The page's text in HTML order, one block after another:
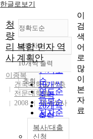
한글로보기
정확도순
정확도
순
인기도
순
연도순
제목순
저자순
발행기
관순
내림차순
내림차순
10개씩 출력
10개씩
출력
20개씩
출력
30개씩
조회
청
량
리 복합 민자 역
사 계획안
이종복
건국대학교 건축
전문대학원
2008
국내석사
복사/대출
신청
이
검
색
어
로
많
이
본
자
료